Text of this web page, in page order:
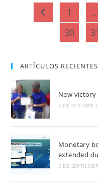
Ir a la página
1 …
30
ARTÍCULOS RECIENTES
New victory
5 DE OCTUBRE
Monetary
extended
3 DE